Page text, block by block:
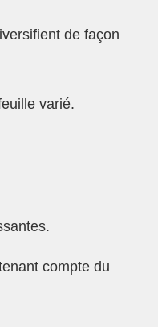
de façon
varié.
compte du